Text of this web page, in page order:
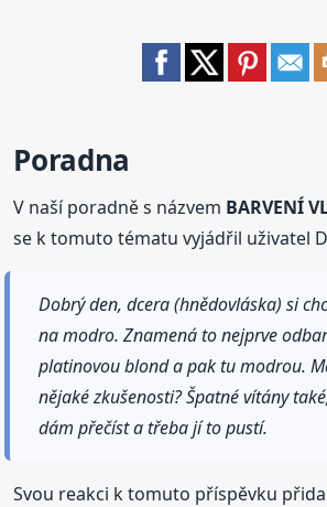
Poradna
V naší poradně s názvem BARVENÍ
se k tomuto tématu vyjádřil uživatel
Dobrý den, dcera (hnědovláska) si
na modro. Znamená to nejprve
platinovou blond a pak tu modrou.
nějaké zkušenosti? Špatné vítány
dám přečíst a třeba jí to pustí.
Svou reakci k tomuto příspěvku